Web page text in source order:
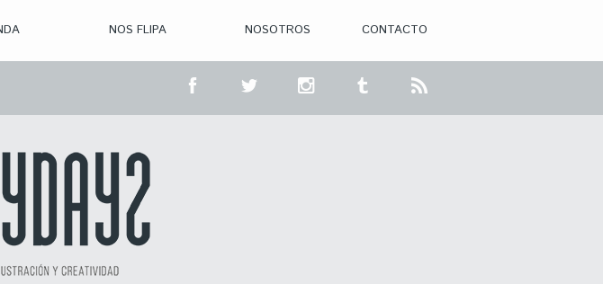
NOS FLIPA NOSOTROS CONTACTO